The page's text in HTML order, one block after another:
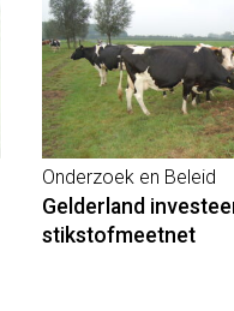
Onderzoek en Beleid
Gelderland
stikstofmeetnet